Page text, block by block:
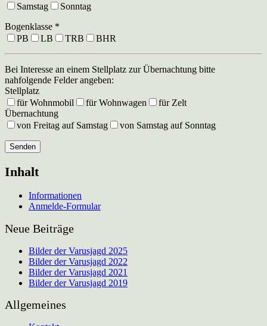
Samstag
Sonntag
Bogenklasse *
PB
LB TRB BHR
Bei Interesse an einem Stellplatz zur Übernachtung bitte
nahfolgende Felder angeben:
Stellplatz
für Wohnmobil
für Wohnwagen
für Zelt
Übernachtung
von Freitag auf Samstag
von Samstag auf Sonntag
Inhalt
Informationen
Anmelde-Formular
Neue Beiträge
Bilder der Varusjagd 2025
Bilder der Varusjagd 2022
Bilder der Varusjagd 2021
Bilder der Varusjagd 2019
Allgemeines